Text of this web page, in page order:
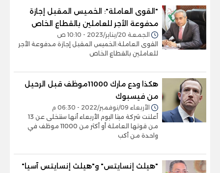
"القوى العاملة": الخميس المقبل إجازة
مدفوعة الأجر للعاملين بالقطاع الخاص
الجمعة 20/يناير/2023 - 10:10 ص
القوى العاملة:الخميس المقبل إجازة مدفوعة الأجر
للعاملين بالقطاع الخاص
هكذا ودع مارك 11000موظف قبل الرحيل
من فيسبوك
الأربعاء 09/نوفمبر/2022 - 06:30 م
أعلنت شركة ميتا اليوم الأربعاء أنها ستتخلى عن 13
من قوتها العاملة أو أكثر من 11000 موظف في
واحدة من أكب
"هيلث إنسايتس" و"هيلث إنسايتس آسيا"